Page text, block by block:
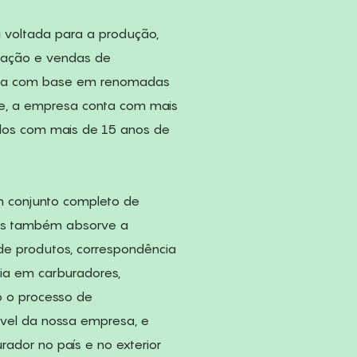
voltada para a produção,
e vendas de
com base em renomadas
a empresa conta com mais
com mais de 15 anos de
conjunto completo de
também absorve a
produtos, correspondência
em carburadores,
o processo de
da nossa empresa, e
no país e no exterior